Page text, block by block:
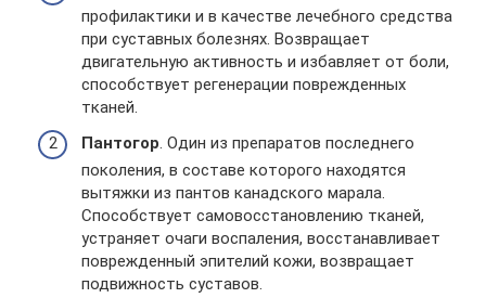
профилактики и в качестве лечебного средства
при суставных болезнях. Возвращает
двигательную активность и избавляет от боли,
способствует регенерации поврежденных
тканей.
Пантогор. Один из препаратов последнего
поколения, в составе которого находятся
вытяжки из пантов канадского марала.
Способствует самовосстановлению тканей,
устраняет очаги воспаления, восстанавливает
поврежденный эпителий кожи, возвращает
подвижность суставов.